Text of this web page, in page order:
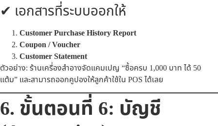
✔ เอกสารที่ระบบออกให้
Customer Purchase History Report
Coupon / Voucher
Customer Statement
ตัวอย่าง: ร้านเครื่องสำอางจัดแคมเปญ “ซื้อครบ 1,000 บาท ได้ 50
แต้ม” และสามารถออกคูปองให้ลูกค้าใช้ใน POS ได้เลย
6. ขั้นตอนที่ 6: บัญชี